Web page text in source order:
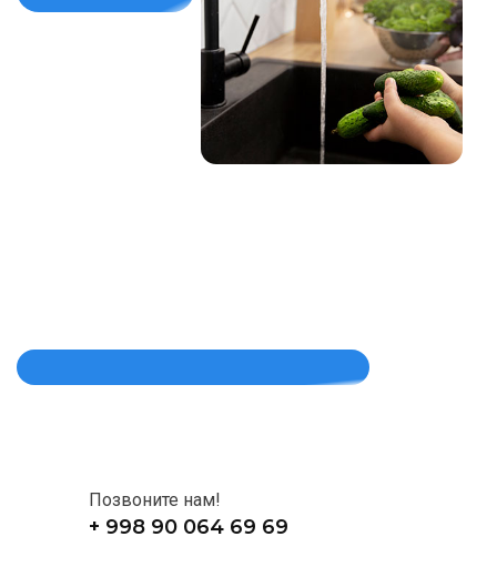
Позвоните нам!
+ 998 90 064 69 69